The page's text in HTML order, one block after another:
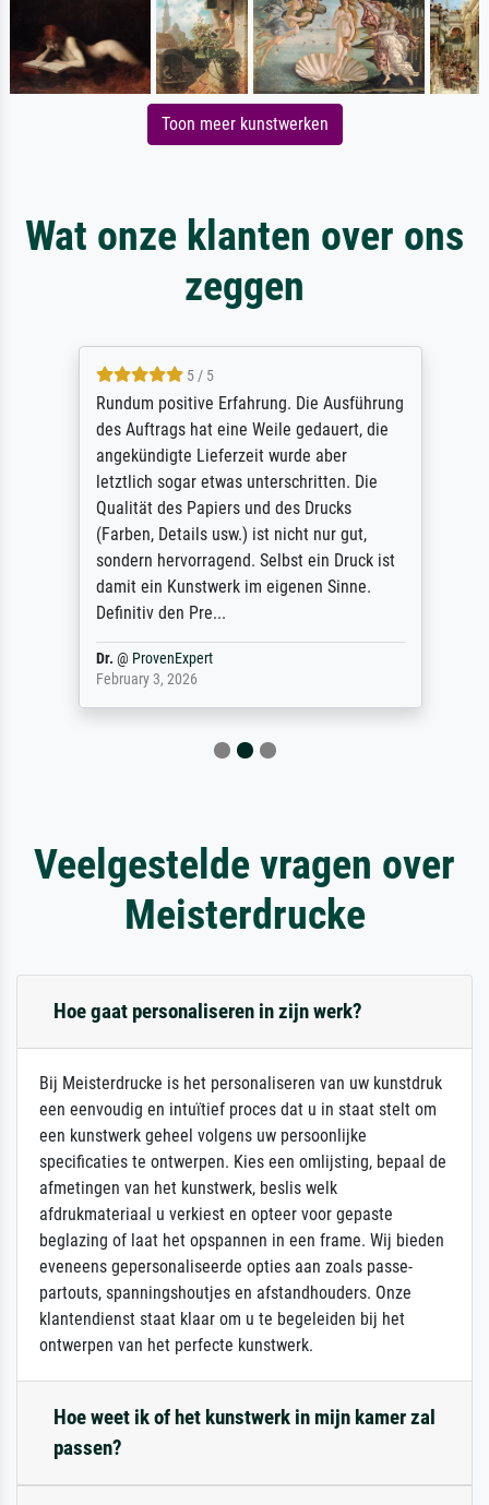
Toon meer kunstwerken
Wat onze klanten over ons
zeggen
5 / 5
Rundum positive Erfahrung. Die Ausführung
des Auftrags hat eine Weile gedauert, die
angekündigte Lieferzeit wurde aber
letztlich sogar etwas unterschritten. Die
Qualität des Papiers und des Drucks
(Farben, Details usw.) ist nicht nur gut,
sondern hervorragend. Selbst ein Druck ist
damit ein Kunstwerk im eigenen Sinne.
Definitiv den Pre...
Dr.@ProvenExpert
February 3, 2026
Veelgestelde vragen over
Meisterdrucke
Hoe gaat personaliseren in zijn werk?
Bij Meisterdrucke is het personaliseren van uw kunstdruk
een eenvoudig en intuïtief proces dat u in staat stelt om
een kunstwerk geheel volgens uw persoonlijke
specificaties te ontwerpen. Kies een omlijsting, bepaal de
afmetingen van het kunstwerk, beslis welk
afdrukmateriaal u verkiest en opteer voor gepaste
beglazing of laat het opspannen in een frame. Wij bieden
eveneens gepersonaliseerde opties aan zoals passe-
partouts, spanningshoutjes en afstandhouders. Onze
klantendienst staat klaar om u te begeleiden bij het
ontwerpen van het perfecte kunstwerk.
Hoe weet ik of het kunstwerk in mijn kamer zal
passen?